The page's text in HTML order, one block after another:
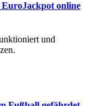
online
und